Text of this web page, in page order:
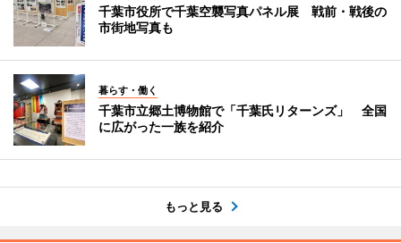
千葉市役所で千葉空襲写真パネル展 戦前・戦後の
市街地写真も
暮らす・働く
千葉市立郷土博物館で「千葉氏リターンズ」 全国
に広がった一族を紹介
もっと見る